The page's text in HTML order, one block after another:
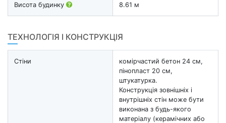
Висота будинку 8.61 м
ТЕХНОЛОГІЯ І КОНСТРУКЦІЯ
Стіни
комірчастий бетон 24 см,
пінопласт 20 см,
штукатурка.
Конструкція зовнішніх і
внутрішніх стін може бути
виконана з будь-якого
матеріалу (керамічних або